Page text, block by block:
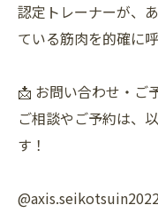
認定トレーナーが、
ている筋肉を的確に
📩 お問い合わせ・ご
ご相談やご予約は、
す！